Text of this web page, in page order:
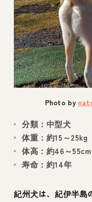
Photo by
分類：中型犬
体重：約15～25kg
体高：約46～55cm
寿命：約14年
紀州犬は、紀伊半島